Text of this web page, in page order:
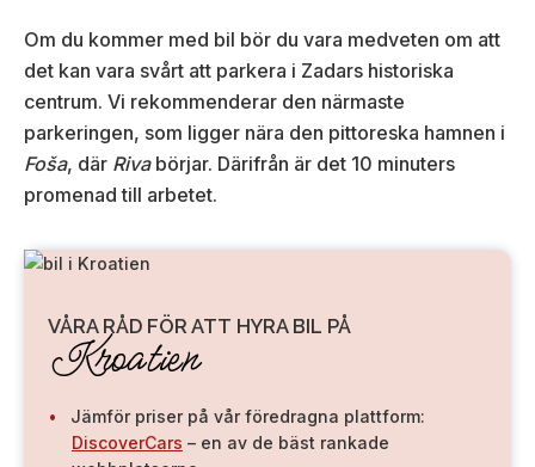
Om du kommer med bil bör du vara medveten om att
det kan vara svårt att parkera i Zadars historiska
centrum. Vi rekommenderar den närmaste
parkeringen, som ligger nära den pittoreska hamnen i
Foša, där Rivabörjar. Därifrån är det 10 minuters
promenad till arbetet.
VÅRA RÅD FÖR ATT HYRA BIL PÅ
Kroatien
Jämför priser på vår föredragna plattform:
DiscoverCars – en av de bäst rankade